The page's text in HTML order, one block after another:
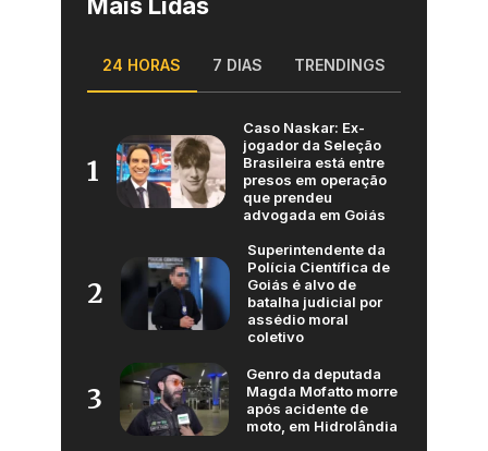
Mais Lidas
24 HORAS 7 DIAS TRENDINGS
1
Caso Naskar: Ex-
jogador da Seleção
Brasileira está entre
presos em operação
que prendeu
advogada em Goiás
2
Superintendente da
Polícia Científica de
Goiás é alvo de
batalha judicial por
assédio moral
coletivo
3
Genro da deputada
Magda Mofatto morre
após acidente de
moto, em Hidrolândia